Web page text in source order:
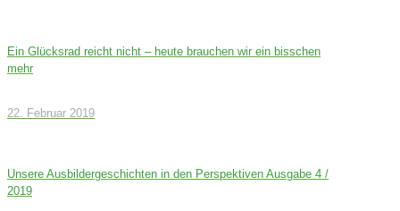
Ein Glücksrad reicht nicht – heute brauchen wir ein bisschen
mehr
22. Februar 2019
Unsere Ausbildergeschichten in den Perspektiven Ausgabe 4 /
2019